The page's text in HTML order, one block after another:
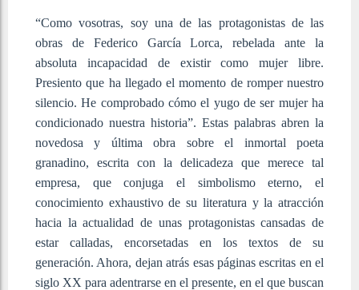
“Como vosotras, soy una de las protagonistas de las
obras de Federico García Lorca, rebelada ante la
absoluta incapacidad de existir como mujer libre.
Presiento que ha llegado el momento de romper nuestro
silencio. He comprobado cómo el yugo de ser mujer ha
condicionado nuestra historia”. Estas palabras abren la
novedosa y última obra sobre el inmortal poeta
granadino, escrita con la delicadeza que merece tal
empresa, que conjuga el simbolismo eterno, el
conocimiento exhaustivo de su literatura y la atracción
hacia la actualidad de unas protagonistas cansadas de
estar calladas, encorsetadas en los textos de su
generación. Ahora, dejan atrás esas páginas escritas en el
siglo XX para adentrarse en el presente, en el que buscan